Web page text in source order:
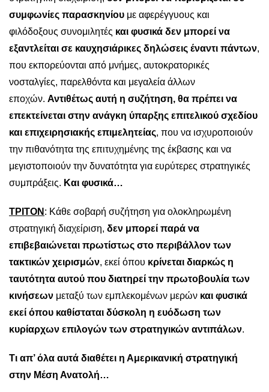
συμφωνίες παρασκηνίου με αφερέγγυους και
φιλόδοξους συνομιλητές και φυσικά δεν μπορεί να
εξαντλείται σε καυχησιάρικες δηλώσεις έναντι πάντων,
που εκπορεύονται από μνήμες, αυτοκρατορικές
νοσταλγίες, παρελθόντα και μεγαλεία άλλων
εποχών. Αντιθέτως αυτή η συζήτηση, θα πρέπει να
επεκτείνεται στην ανάγκη ύπαρξης επιτελικού σχεδίου
και επιχειρησιακής επιμελητείας, που να ισχυροποιούν
την πιθανότητα της επιτυχημένης της έκβασης και να
μεγιστοποιούν την δυνατότητα για ευρύτερες στρατηγικές
συμπράξεις. Και φυσικά…
ΤΡΙΤΟΝ : Κάθε σοβαρή συζήτηση για ολοκληρωμένη
στρατηγική διαχείριση, δεν μπορεί παρά να
επιβεβαιώνεται πρωτίστως στο περιβάλλον των
τακτικών χειρισμών, εκεί όπου κρίνεται διαρκώς η
ταυτότητα αυτού που διατηρεί την πρωτοβουλία των
κινήσεων μεταξύ των εμπλεκομένων μερών και φυσικά
εκεί όπου καθίσταται δύσκολη η ευόδωση των
κυρίαρχων επιλογών των στρατηγικών αντιπάλων.
Τι απ’ όλα αυτά διαθέτει η Αμερικανική στρατηγική
στην Μέση Ανατολή…